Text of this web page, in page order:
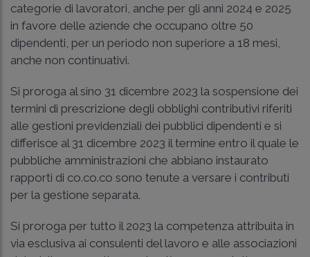
categorie di lavoratori, anche per gli anni 2024 e 2025
in favore delle aziende che occupano oltre 50
dipendenti, per un periodo non superiore a 18 mesi,
anche non continuativi.
Si proroga al sino 31 dicembre 2023 la sospensione dei
termini di prescrizione degli obblighi contributivi riferiti
alle gestioni previdenziali dei pubblici dipendenti e si
differisce al 31 dicembre 2023 il termine entro il quale le
pubbliche amministrazioni che abbiano instaurato
rapporti di co.co.co sono tenute a versare i contributi
per la gestione separata.
Si proroga per tutto il 2023 la competenza attribuita in
via esclusiva ai consulenti del lavoro e alle associazioni